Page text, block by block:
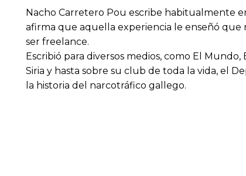
Nacho Carretero Pou escribe habitualmente
afirma que aquella experiencia le enseñó que
ser freelance.
Escribió para diversos medios, como El
Siria y hasta sobre su club de toda la vida, el
la historia del narcotráfico gallego.